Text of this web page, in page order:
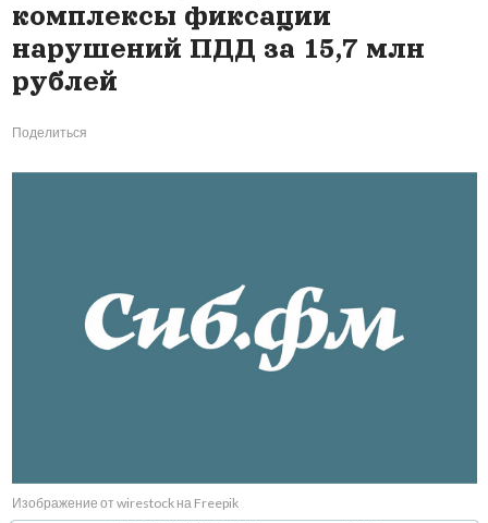
комплексы фиксации
нарушений ПДД за 15,7 млн
рублей
Поделиться
Изображение от wirestock на Freepik